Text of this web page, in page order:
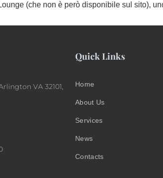
(che non è però disponibile sul sito),
VA 32101,
Quick Links
Home
About Us
Services
News
Contacts